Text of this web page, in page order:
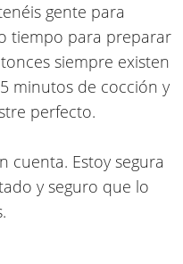
gente para
tiempo para preparar
siempre existen
minutos de cocción y
perfecto.
cuenta. Estoy segura
y seguro que lo